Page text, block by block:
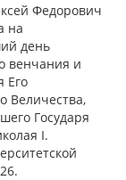
Федорович
на
день
венчания и
Его
Величества,
Государя
I.